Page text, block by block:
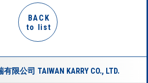
BACK
to list
限公司 TAIWAN KARRY CO., LTD.